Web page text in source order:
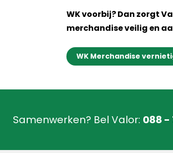
WK voorbij? Dan zorgt
merchandise veilig en
WK Merchandise
Samenwerken? Bel Valor: 088 -